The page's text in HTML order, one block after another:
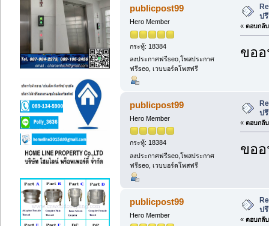
publicpost99
Hero Member
กระทู้: 18384
ลงประกาศฟรีseo,โพสประกาศ
ฟรีseo, เวบบอร์ดโพสฟรี
ป
« ตอบกลั
ขอ
publicpost99
Hero Member
กระทู้: 18384
ลงประกาศฟรีseo,โพสประกาศ
ฟรีseo, เวบบอร์ดโพสฟรี
ป
« ตอบกลั
ขอ
publicpost99
Hero Member
ป
« ตอบกลั